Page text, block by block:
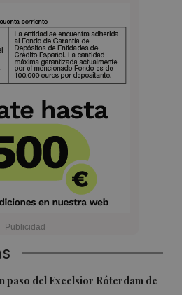
paso del Excelsior Róterdam de